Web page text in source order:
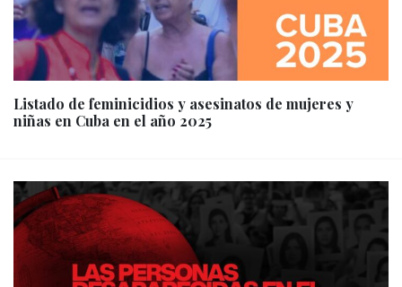
Listado de feminicidios y asesinatos de mujeres y
niñas en Cuba en el año 2025